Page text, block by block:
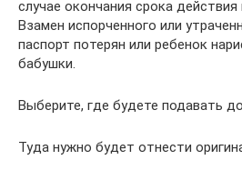
случае окончания срока
Взамен испорченного или
паспорт потерян или ребенок
бабушки.
Выберите, где будете подавать
Туда нужно будет отнести